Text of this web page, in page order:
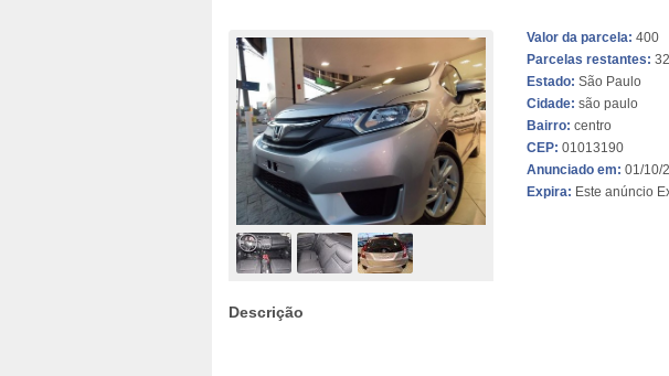
Valor da parcela: 400
Parcelas restantes: 32
Estado: São Paulo
Cidade: são paulo
Bairro: centro
CEP: 01013190
Anunciado em: 01/10/
Expira: Este anúncio
Descrição